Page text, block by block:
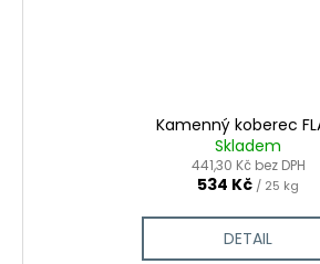
Kamenný koberec
Skladem
441,30 Kč bez DPH
534 Kč / 25 kg
DETAIL